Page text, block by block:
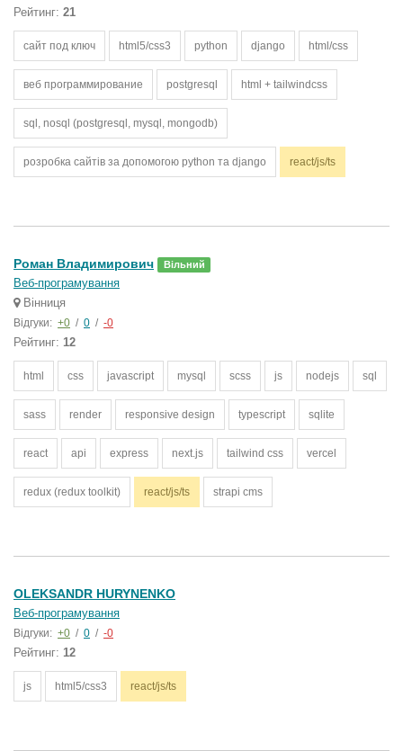
Рейтинг: 21
сайт под ключ html5/css3 python django html/css
веб программирование postgresql html + tailwindcss
sql, nosql (postgresql, mysql, mongodb)
розробка сайтів за допомогою python та django react/js/ts
Роман Владимирович Вільний
Веб-програмування
Вінниця
Відгуки: +0 / 0 / -0
Рейтинг: 12
html css javascript mysql scss js nodejs sql
sass render responsive design typescript sqlite
react api express next.js tailwind css vercel
redux (redux toolkit) react/js/ts strapi cms
OLEKSANDR HURYNENKO
Веб-програмування
Відгуки: +0 / 0 / -0
Рейтинг: 12
js html5/css3 react/js/ts